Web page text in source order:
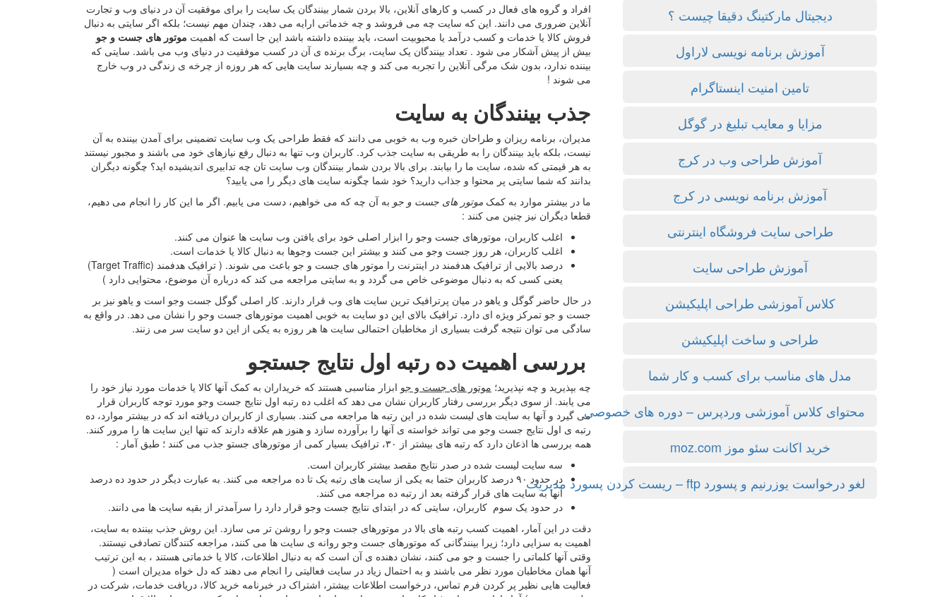
افراد و گروه های فعال در کسب و کارهای آنلاین، بالا بردن شمار بینندگان یک سایت را برای موفقیت آن در دنیای وب و تجارت
آنلاین ضروری می دانند. این که سایت چه می فروشد و چه خدماتی ارایه می دهد، چندان مهم نیست؛ بلکه اگر سایتی به دنبال
فروش کالا یا خدمات و کسب درآمد یا محبوبیت است، باید بیننده داشته باشد این جا است که اهمیت موتور های جست و جو
بیش از پیش آشکار می شود . تعداد بینندگان یک سایت، برگ برنده ی آن در کسب موفقیت در دنیای وب می باشد. سایتی که
بیننده ندارد، بدون شک مرگی آنلاین را تجربه می کند و چه بسیارند سایت هایی که هر روزه از چرخه ی زندگی در وب خارج
می شوند !
جذب بینندگان به سایت
مدیران، برنامه ریزان و طراحان خبره وب به خوبی می دانند که فقط طراحی یک وب سایت تضمینی برای آمدن بیننده به آن
نیست، بلکه باید بینندگان را به طریقی به سایت جذب کرد. کاربران وب تنها به دنبال رفع نیازهای خود می باشند و مجبور نیستند
به هر قیمتی که شده، سایت ما را بیابند. برای بالا بردن شمار بینندگان وب سایت تان چه تدابیری اندیشیده اید؟ چگونه دیگران
بدانند که شما سایتی پر محتوا و جذاب دارید؟ خود شما چگونه سایت های دیگر را می یابید؟
ما در بیشتر موارد به کمک موتور های جست و جو به آن چه که می خواهیم، دست می یابیم. اگر ما این کار را انجام می دهیم،
قطعا دیگران نیز چنین می کنند :
اغلب کاربران، موتورهای جست وجو را ابزار اصلی خود برای یافتن وب سایت ها عنوان می کنند.
اغلب کاربران، هر روز جست وجو می کنند و بیشتر این جست وجوها به دنبال کالا یا خدمات است.
درصد بالایی از ترافیک هدفمند در اینترنت را موتور های جست و جو باعث می شوند. ( ترافیک هدفمند (Target Traffic)
یعنی کسی که به دنبال موضوعی خاص می گردد و به سایتی مراجعه می کند که درباره آن موضوع، محتوایی دارد )
در حال حاضر گوگل و یاهو در میان پرترافیک ترین سایت های وب قرار دارند. کار اصلی گوگل جست وجو است و یاهو نیز بر
جست و جو تمرکز ویژه ای دارد. ترافیک بالای این دو سایت به خوبی اهمیت موتورهای جست وجو را نشان می دهد. در واقع به
سادگی می توان نتیجه گرفت بسیاری از مخاطبان احتمالی سایت ها هر روزه به یکی از این دو سایت سر می زنند.
بررسی اهمیت ده رتبه اول نتایج جستجو
چه بپذیرید و چه نپذیرید؛ موتور های جست و جو ابزار مناسبی هستند که خریداران به کمک آنها کالا یا خدمات مورد نیاز خود را
می یابند. از سوی دیگر بررسی رفتار کاربران نشان می دهد که اغلب ده رتبه اول نتایج جست وجو مورد توجه کاربران قرار
می گیرد و آنها به سایت های لیست شده در این رتبه ها مراجعه می کنند. بسیاری از کاربران دریافته اند که در بیشتر موارد، ده
رتبه ی اول نتایج جست وجو می تواند خواسته ی آنها را برآورده سازد و هنوز هم علاقه دارند که تنها این سایت ها را مرور کنند.
همه بررسی ها اذعان دارد که رتبه های بیشتر از ۳۰، ترافیک بسیار کمی از موتورهای جستو جذب می کنند ؛ طبق آمار :
سه سایت لیست شده در صدر نتایج مقصد بیشتر کاربران است.
در حدود ۹۰ درصد کاربران حتما به یکی از سایت های رتبه یک تا ده مراجعه می کنند. به عبارت دیگر در حدود ده درصد
آنها به سایت های قرار گرفته بعد از رتبه ده مراجعه می کنند.
در حدود یک سوم کاربران، سایتی که در ابتدای نتایج جست وجو قرار دارد را سرآمدتر از بقیه سایت ها می دانند.
دقت در این آمار، اهمیت کسب رتبه های بالا در موتورهای جست وجو را روشن تر می سازد. این روش جذب بیننده به سایت،
اهمیت به سزایی دارد؛ زیرا بینندگانی که موتورهای جست وجو روانه ی سایت ها می کنند، مراجعه کنندگان تصادفی نیستند.
وقتی آنها کلماتی را جست و جو می کنند، نشان دهنده ی آن است که به دنبال اطلاعات، کالا یا خدماتی هستند ، به این ترتیب
آنها همان مخاطبان مورد نظر می باشند و به احتمال زیاد در سایت فعالیتی را انجام می دهند که دل خواه مدیران است (
فعالیت هایی نظیر پر کردن فرم تماس، درخواست اطلاعات بیشتر، اشتراک در خبرنامه خرید کالا، دریافت خدمات، شرکت در
دیجیتال مارکتینگ دقیقا چیست ؟
آموزش برنامه نویسی لاراول
تامین امنیت اینستاگرام
مزایا و معایب تبلیغ در گوگل
آموزش طراحی وب در کرج
آموزش برنامه نویسی در کرج
طراحی سایت فروشگاه اینترنتی
آموزش طراحی سایت
کلاس آموزشی طراحی اپلیکیشن
طراحی و ساخت اپلیکیشن
مدل های مناسب برای کسب و کار شما
محتوای کلاس آموزشی وردپرس – دوره های خصوصی
خرید اکانت سئو موز moz.com
لغو درخواست یوزرنیم و پسورد ftp – ریست کردن پسورد مدیریت